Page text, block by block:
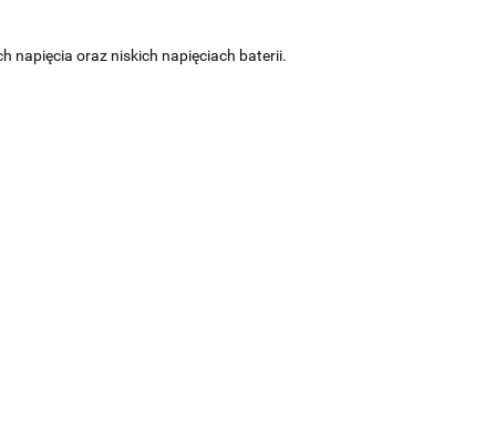
napięcia oraz niskich napięciach baterii.